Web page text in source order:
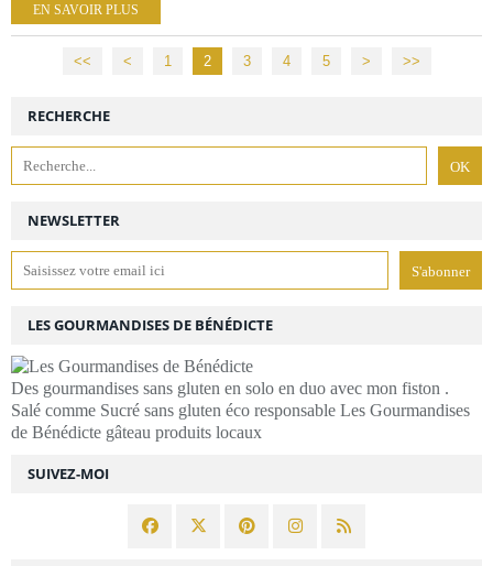
EN SAVOIR PLUS
<< < 1 2 3 4 5 > >>
NEWSLETTER
SUIVEZ-MOI
RECHERCHE
LES GOURMANDISES DE BÉNÉDICTE
Des gourmandises sans gluten en solo en duo avec mon fiston .
Salé comme Sucré sans gluten éco responsable Les Gourmandises
de Bénédicte gâteau produits locaux